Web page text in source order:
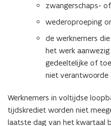
zwangerschaps-
wederoproeping
de werknemers
het werk
gedeeltelijke of
niet verantwoorde
Werknemers in voltijdse
tijdskrediet worden niet
laatste dag van het kwartaal